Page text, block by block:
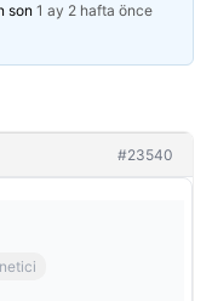
son 1 ay 2 hafta önce
#23540